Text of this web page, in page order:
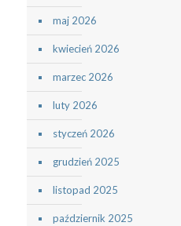
maj 2026
kwiecień 2026
marzec 2026
luty 2026
styczeń 2026
grudzień 2025
listopad 2025
październik 2025